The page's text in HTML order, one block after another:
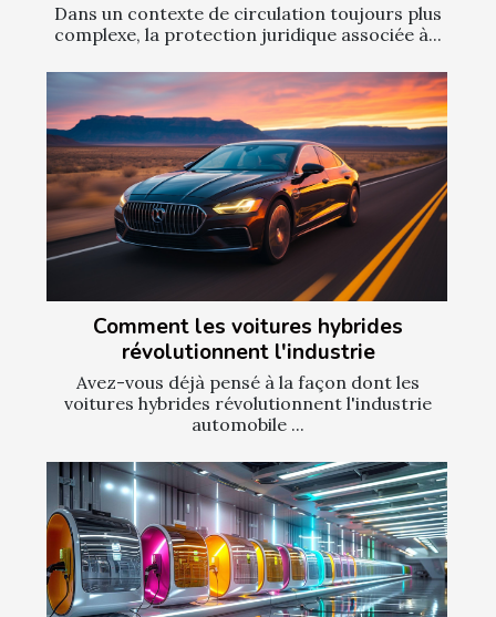
Dans un contexte de circulation toujours plus
complexe, la protection juridique associée à...
Comment les voitures hybrides
révolutionnent l'industrie
Avez-vous déjà pensé à la façon dont les
voitures hybrides révolutionnent l'industrie
automobile ...